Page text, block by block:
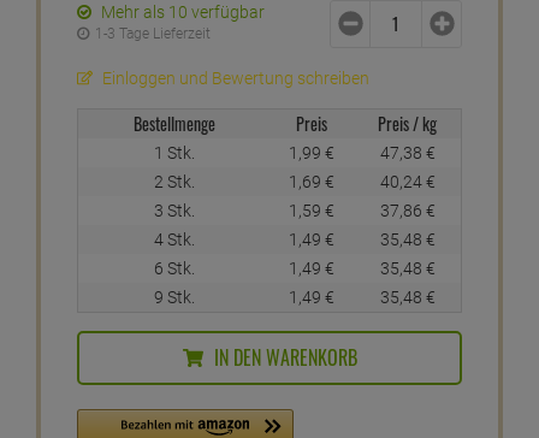
Mehr als 10 verfügbar
1-3 Tage Lieferzeit
Einloggen und Bewertung schreiben
Bestellmenge Preis Preis / kg
1 Stk. 1, 99 € 47, 38 €
2 Stk.
1, 69 € 40, 24 €
3 Stk.
1, 59 € 37, 86 €
4 Stk.
1, 49 € 35, 48 €
6 Stk.
1, 49 € 35, 48 €
9 Stk.
1, 49 € 35, 48 €
IN DEN WARENKORB